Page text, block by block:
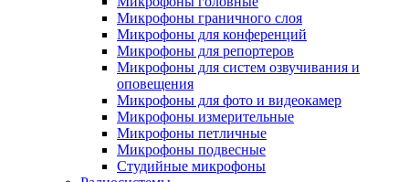
Микрофоны граничного слоя
Микрофоны для конференций
Микрофоны для репортеров
Микрофоны для систем озвучивания и
оповещения
Микрофоны для фото и видеокамер
Микрофоны измерительные
Микрофоны петличные
Микрофоны подвесные
Студийные микрофоны